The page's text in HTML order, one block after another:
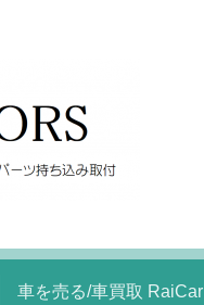
車を売る/車買取 RaiCar